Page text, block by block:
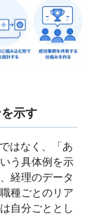
示す
はなく、「あ
う具体例を示
経理のデータ
種ごとのリア
自分ごととし